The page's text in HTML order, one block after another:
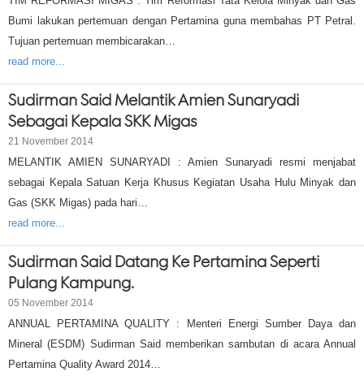
Bumi lakukan pertemuan dengan Pertamina guna membahas PT Petral.
Tujuan pertemuan membicarakan…
read more...
Sudirman Said Melantik Amien Sunaryadi
Sebagai Kepala SKK Migas
21 November 2014
MELANTIK AMIEN SUNARYADI : Amien Sunaryadi resmi menjabat
sebagai Kepala Satuan Kerja Khusus Kegiatan Usaha Hulu Minyak dan
Gas (SKK Migas) pada hari…
read more...
Sudirman Said Datang Ke Pertamina Seperti
Pulang Kampung.
05 November 2014
ANNUAL PERTAMINA QUALITY : Menteri Energi Sumber Daya dan
Mineral (ESDM) Sudirman Said memberikan sambutan di acara Annual
Pertamina Quality Award 2014…